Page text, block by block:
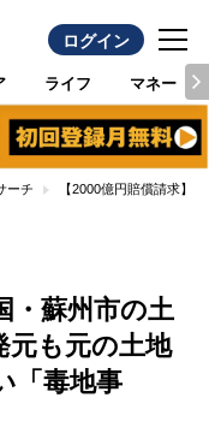
ログイン
ライフ マネー
ーチ 【2000億円賠償請求】
・蘇州市の土
も元の土地
「毒地事